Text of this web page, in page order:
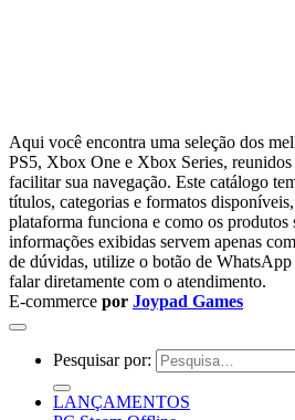
Aqui você encontra uma seleção dos
PS5, Xbox One e Xbox Series,
facilitar sua navegação. Este catálogo
títulos, categorias e formatos
plataforma funciona e como os produtos
informações exibidas servem apenas
de dúvidas, utilize o botão de
falar diretamente com o atendimento.
E-commerce por Joypad Games
Pesquisar por:
LANÇAMENTOS